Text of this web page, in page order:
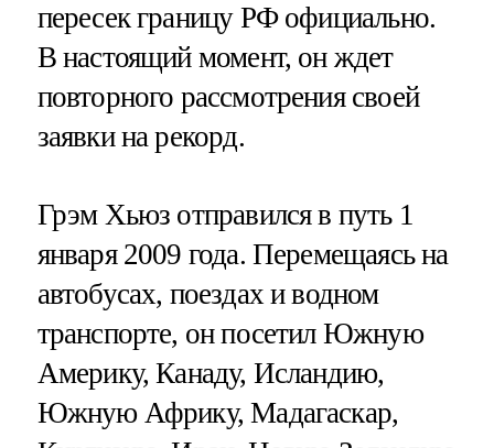
пересек границу РФ официально.
В настоящий момент, он ждет
повторного рассмотрения своей
заявки на рекорд.
Грэм Хьюз отправился в путь 1
января 2009 года. Перемещаясь на
автобусах, поездах и водном
транспорте, он посетил Южную
Америку, Канаду, Исландию,
Южную Африку, Мадагаскар,